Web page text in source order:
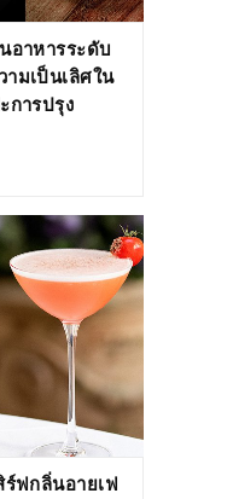
อาหารระดับ
มเป็นเลิศใน
การปรุง
ร์ฟกลิ่นอายเฟ